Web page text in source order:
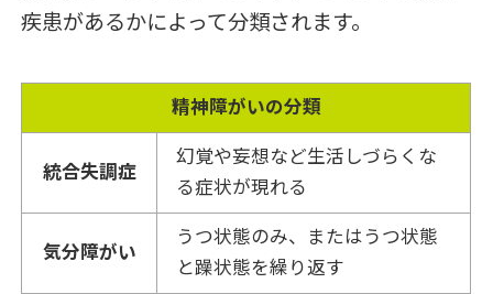
疾患があるかによって分類されます。
精神障がいの分類
統合失調症
幻覚や妄想など生活しづらくな
る症状が現れる
気分障がい
うつ状態のみ、またはうつ状態
と躁状態を繰り返す